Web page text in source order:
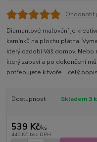
Ohodnotit
Diamantové malování je
kamínků na plochu plátna.
který ozdobí Váš domov.
který zabaví a po dokončení
potřebujete k tvoře... celý popis
Dostupnost Skladem 3
539 Kč/ks
445 Kč bez DPH